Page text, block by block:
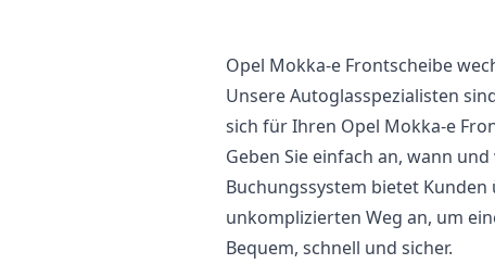
Opel Mokka-e Frontscheibe
Unsere Autoglasspezialisten
sich für Ihren Opel Mokka-e
Geben Sie einfach an, wann
Buchungssystem bietet
unkomplizierten Weg an, um
Bequem, schnell und sicher.